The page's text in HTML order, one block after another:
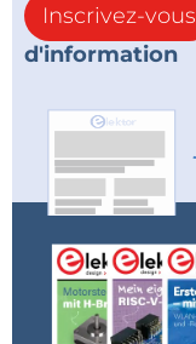
Inscrivez-vous
d'information